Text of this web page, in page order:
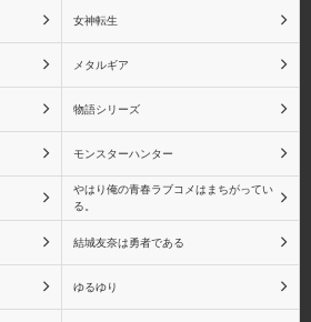
Gift
キューズQ
女神転生
メタルギア
物語シリーズ
モンスターハンター
やはり俺の青春ラブコメはまちがってい
る。
結城友奈は勇者である
ゆるゆり